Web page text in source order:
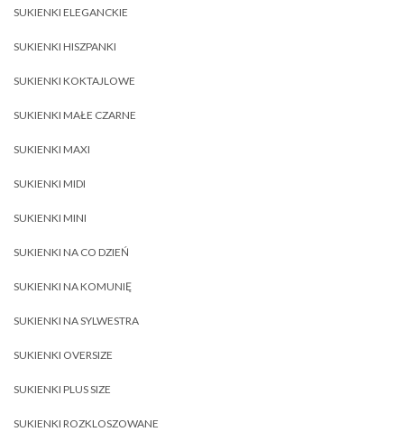
SUKIENKI ELEGANCKIE
SUKIENKI HISZPANKI
SUKIENKI KOKTAJLOWE
SUKIENKI MAŁE CZARNE
SUKIENKI MAXI
SUKIENKI MIDI
SUKIENKI MINI
SUKIENKI NA CO DZIEŃ
SUKIENKI NA KOMUNIĘ
SUKIENKI NA SYLWESTRA
SUKIENKI OVERSIZE
SUKIENKI PLUS SIZE
SUKIENKI ROZKLOSZOWANE